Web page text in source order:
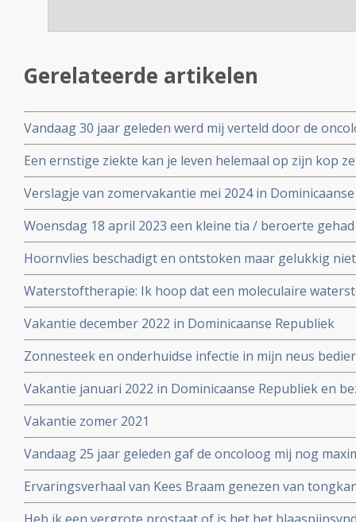
Gerelateerde artikelen
Vandaag 30 jaar geleden werd mij verteld door de
bijkomend van een kijkoperatie, dat ik nog maximaal
Een ernstige ziekte kan je leven helemaal op zijn kop
Verslagje van zomervakantie mei 2024 in
Woensdag 18 april 2023 een kleine tia / beroerte
drie dagen opgenomen in het ziekenhuis.
Hoornvlies beschadigt en ontstoken maar gelukkig
Waterstoftherapie: Ik hoop dat een moleculaire
waterstofapparaat mij gaat helpen in met name
neurologische uitval
Vakantie december 2022 in Dominicaanse Republiek
Zonnesteek en onderhuidse infectie in mijn neus
vakantie juni 2022
Vakantie januari 2022 in Dominicaanse Republiek en
Vakantie zomer 2021
Vandaag 25 jaar geleden gaf de oncoloog mij nog
Ervaringsverhaal van Kees Braam genezen van
diagnose: